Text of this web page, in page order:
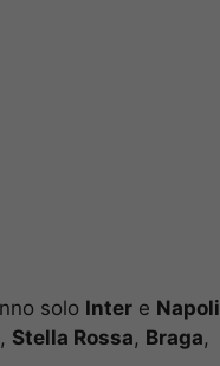
solo Inter e Napoli
, Stella Rossa, Braga,